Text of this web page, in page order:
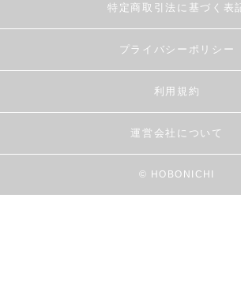
特定商取引法に基づく表
プライバシーポリシー
利用規約
運営会社について
© HOBONICHI